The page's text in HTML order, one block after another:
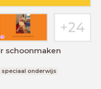
schoonmaken
onderwijs